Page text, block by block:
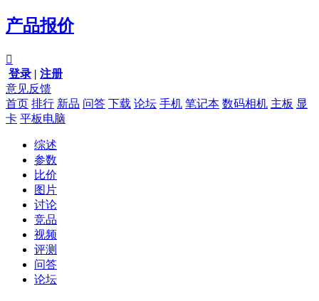
产品报价

登录 | 注册
意见反馈
首页 排行 新品 问答 下载 论坛 手机 笔记本 数码相机 主板 显
卡 平板电脑
综述
参数
比价
图片
讨论
竞品
视频
评测
问答
论坛